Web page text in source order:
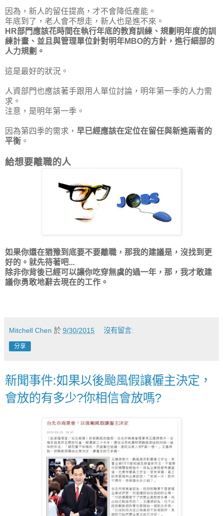
因為，新人的留任提高，才不會降低產能。
年底到了，老人會不想走，新人也是進不來。
HR部門應該花時間在執行年底的教育訓練、規劃明年度的訓
練計畫、並且與管理單位針對明年MBO的方針，進行細部的
人力規劃。
這是最好的狀況。
人資部門也應該著手跟用人單位討論，明年第一季的人力需
求。
注意，是明年第一季。
因為第四季的需求， 早已經應該在定位在留任與新進兩者的
平衡 。
給想要離職的人
如果你還在猶豫到底要不要離職，那我的建議是，沒找到更
好的。就先待著吧...
除非你背後已經可以讓你吃穿無虞的過一年，那，我才敢建
議你勇敢地辭去現在的工作。
Mitchell Chen 於 9/30/2015 沒有留言:
分享
新聞事件:如果以後颱風假讓僱主決定，
會放的有多少?你相信會放嗎?